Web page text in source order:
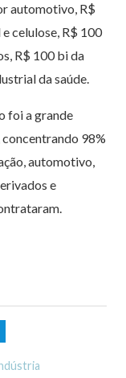
automotivo, R$
celulose, R$ 100
R$ 100 bi da
da saúde.
foi a grande
98%
automotivo,
e